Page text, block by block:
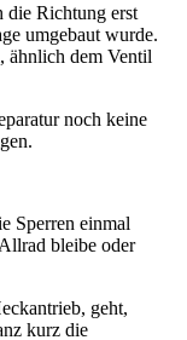
die Richtung erst
umgebaut wurde.
ähnlich dem Ventil
noch keine
Sperren einmal
bleibe oder
geht,
kurz die